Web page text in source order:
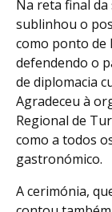
Na reta final
sublinhou o
como ponto
defendendo o
de diplomacia
Agradeceu à
Regional de
como a todos
gastronómico.
A cerimónia,